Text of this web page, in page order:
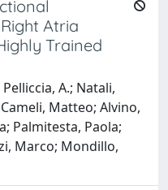
Atria
Trained
A.; Natali,
Cameli, Matteo; Alvino,
Palmitesta, Paola;
Marco; Mondillo,